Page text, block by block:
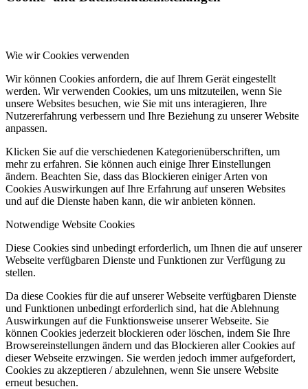
Wie wir Cookies verwenden
Wir können Cookies anfordern, die auf Ihrem Gerät eingestellt
werden. Wir verwenden Cookies, um uns mitzuteilen, wenn Sie
unsere Websites besuchen, wie Sie mit uns interagieren, Ihre
Nutzererfahrung verbessern und Ihre Beziehung zu unserer Website
anpassen.
Klicken Sie auf die verschiedenen Kategorienüberschriften, um
mehr zu erfahren. Sie können auch einige Ihrer Einstellungen
ändern. Beachten Sie, dass das Blockieren einiger Arten von
Cookies Auswirkungen auf Ihre Erfahrung auf unseren Websites
und auf die Dienste haben kann, die wir anbieten können.
Notwendige Website Cookies
Diese Cookies sind unbedingt erforderlich, um Ihnen die auf unserer
Webseite verfügbaren Dienste und Funktionen zur Verfügung zu
stellen.
Da diese Cookies für die auf unserer Webseite verfügbaren Dienste
und Funktionen unbedingt erforderlich sind, hat die Ablehnung
Auswirkungen auf die Funktionsweise unserer Webseite. Sie
können Cookies jederzeit blockieren oder löschen, indem Sie Ihre
Browsereinstellungen ändern und das Blockieren aller Cookies auf
dieser Webseite erzwingen. Sie werden jedoch immer aufgefordert,
Cookies zu akzeptieren / abzulehnen, wenn Sie unsere Website
erneut besuchen.